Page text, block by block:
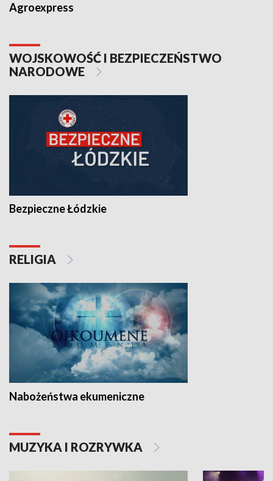
Agroexpress
WOJSKOWOŚĆ I BEZPIECZEŃSTWO
NARODOWE
Bezpieczne Łódzkie
RELIGIA
Nabożeństwa ekumeniczne
MUZYKA I ROZRYWKA